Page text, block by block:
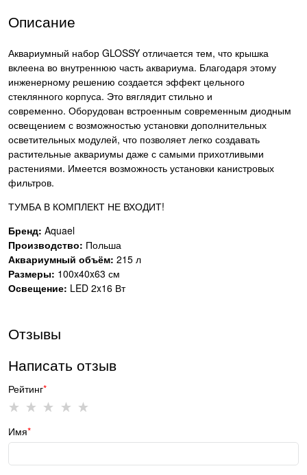
Описание
Аквариумный набор GLOSSY отличается тем, что крышка
вклеена во внутреннюю часть аквариума. Благодаря этому
инженерному решению создается эффект цельного
стеклянного корпуса. Это вяглядит стильно и
современно. Оборудован встроенным современным диодным
освещением с возможностью установки дополнительных
осветительных модулей, что позволяет легко создавать
растительные аквариумы даже с самыми прихотливыми
растениями. Имеется возможность установки канистровых
фильтров.
ТУМБА В КОМПЛЕКТ НЕ ВХОДИТ!
Бренд: Aquael
Производство: Польша
Аквариумный объём: 215 л
Размеры: 100x40x63 см
Освещение: LED 2x16 Вт
Отзывы
Написать отзыв
Рейтинг
Имя